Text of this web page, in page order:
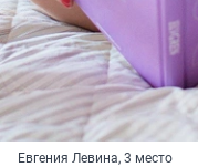
Евгения Левина, 3 место